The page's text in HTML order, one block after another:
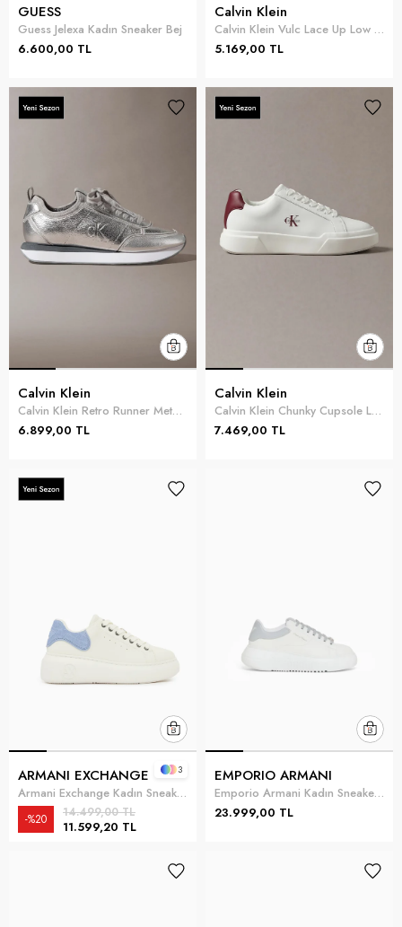
GUESS
Guess Jelexa Kadın Sneaker Bej
6.600,00 TL
Calvin Klein
Calvin Klein Vulc Lace Up Low Lth Kadın Sneaker Beyaz
5.169,00 TL
Calvin Klein
Calvin Klein Retro Runner Metallic Kadın Sneaker Gri
6.899,00 TL
Calvin Klein
Calvin Klein Chunky Cupsole Laceup Lth Wn Kadın Sneaker Siyah
7.469,00 TL
ARMANI EXCHANGE
Armani Exchange Kadın Sneaker Çok Renkli
11.599,20 TL
14.499,00 TL
%20
3 EMPORIO ARMANI
Emporio Armani Kadın Sneaker Çok Renkli
23.999,00 TL